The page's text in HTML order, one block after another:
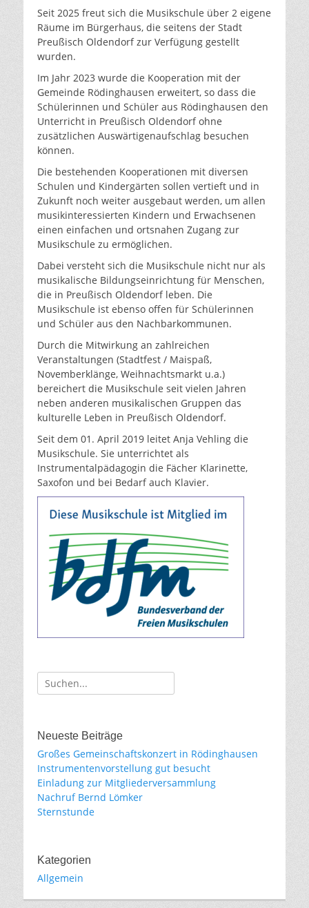
Seit 2025 freut sich die Musikschule über 2 eigene
Räume im Bürgerhaus, die seitens der Stadt
Preußisch Oldendorf zur Verfügung gestellt
wurden.
Im Jahr 2023 wurde die Kooperation mit der
Gemeinde Rödinghausen erweitert, so dass die
Schülerinnen und Schüler aus Rödinghausen den
Unterricht in Preußisch Oldendorf ohne
zusätzlichen Auswärtigenaufschlag besuchen
können.
Die bestehenden Kooperationen mit diversen
Schulen und Kindergärten sollen vertieft und in
Zukunft noch weiter ausgebaut werden, um allen
musikinteressierten Kindern und Erwachsenen
einen einfachen und ortsnahen Zugang zur
Musikschule zu ermöglichen.
Dabei versteht sich die Musikschule nicht nur als
musikalische Bildungseinrichtung für Menschen,
die in Preußisch Oldendorf leben. Die
Musikschule ist ebenso offen für Schülerinnen
und Schüler aus den Nachbarkommunen.
Durch die Mitwirkung an zahlreichen
Veranstaltungen (Stadtfest / Maispaß,
Novemberklänge, Weihnachtsmarkt u.a.)
bereichert die Musikschule seit vielen Jahren
neben anderen musikalischen Gruppen das
kulturelle Leben in Preußisch Oldendorf.
Seit dem 01. April 2019 leitet Anja Vehling die
Musikschule. Sie unterrichtet als
Instrumentalpädagogin die Fächer Klarinette,
Saxofon und bei Bedarf auch Klavier.
Suche
für:
Neueste Beiträge
Großes Gemeinschaftskonzert in Rödinghausen
Instrumentenvorstellung gut besucht
Einladung zur Mitgliederversammlung
Nachruf Bernd Lömker
Sternstunde
Kategorien
Allgemein